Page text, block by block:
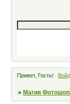
Привет, Гость!
» Магия